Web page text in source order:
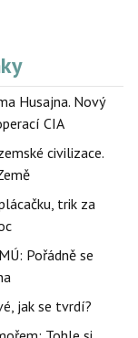
Husajna. Nový
CIA
civilizace.
trik za
Pořádně se
jak se tvrdí?